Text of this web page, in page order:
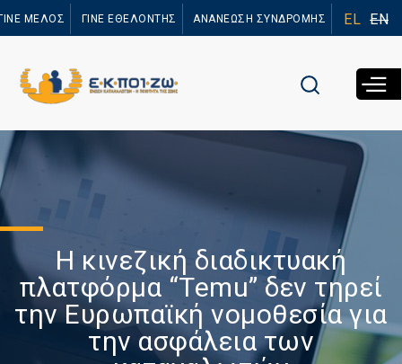
προς το
ΜΕΛΟΣ ΓΙΝΕ ΕΘΕΛΟΝΤΗΣ ΑΝΑΝΕΩΣΗ ΣΥΝΔΡΟΜΗΣ EL EN
Η κινεζική διαδικτυακή
πλατφόρμα “Temu” δεν τηρεί
την Ευρωπαϊκή νομοθεσία για
την ασφάλεια των